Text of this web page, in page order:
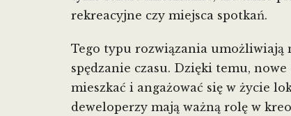
rekreacyjne czy miejsca spotkań.
Tego typu rozwiązania umożliwiają
spędzanie czasu. Dzięki temu,
mieszkać i angażować się w życie
deweloperzy mają ważną rolę w